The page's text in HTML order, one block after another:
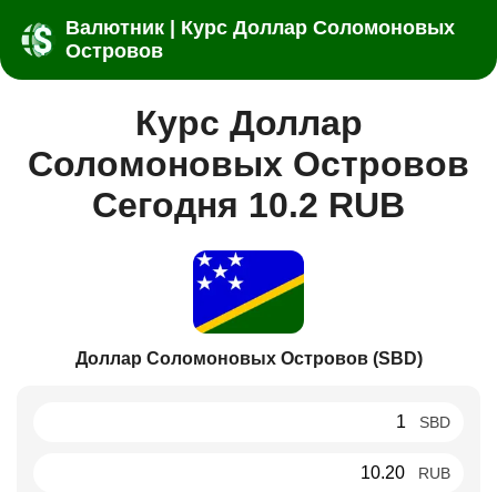
Валютник | Курс Доллар Соломоновых
Островов
Курс Доллар
Соломоновых Островов
Сегодня 10.2 RUB
Доллар Соломоновых Островов (SBD)
SBD
RUB